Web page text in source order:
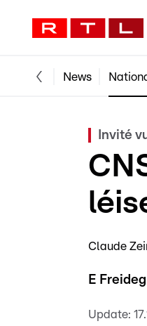
News
Invité
Claude
E
Update: